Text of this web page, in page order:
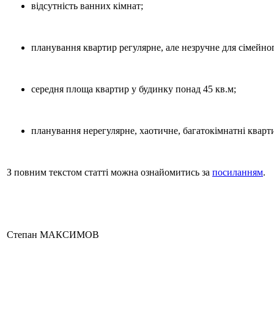
відсутність ванних кімнат;
планування квартир регулярне, але незручне для
середня площа квартир у будинку понад 45 кв.м;
планування нерегулярне, хаотичне, багатокімнатні
З повним текстом статті можна ознайомитись за посиланням.
Степан МАКСИМОВ